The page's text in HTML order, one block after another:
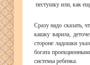
пестушку или, как
Сразу надо сказать,
кашку варила,
стороне ладошки
богата
системы ребенка.